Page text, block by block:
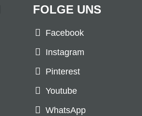
FOLGE UNS
Facebook
Instagram
Pinterest
Youtube
WhatsApp